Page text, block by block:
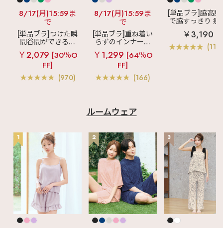
8/17(月)15:59ま
で
[単品ブラ]つけた瞬
間谷間ができるシ
ームレスブラ
超
盛ブラ(R) シームレ
ス 単品ブラジャー
￥2,079 [30％O
FF]
(970)
8/17(月)15:59ま
で
[単品ブラ]重ね着い
らずのインナーブ
ラ
リッチバスト
ブラトップ (ワイヤ
ー入り)
￥1,299 [64％O
FF]
(166)
[単品ブラ]脇高設
で脇すっきり 痩
見えブラ
カシ
クールレース脇
ブラ(R) 単品ブラ
ャー
￥3,190
ルームウェア
1 2 3